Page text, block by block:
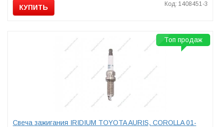
КУПИТЬ Код: 1408451-3
Свеча зажигания IRIDIUM TOYOTA AURIS, COROLLA 01-
Топ продаж